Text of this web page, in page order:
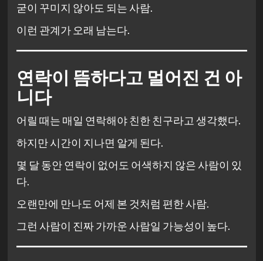
굳이 꾸미지 않아도 되는 사람.
이런 관계가 오래 남는다.
연락이 뜸하다고 멀어진 건 아
니다
어릴 때는 매일 연락해야 친한 친구라고 생각했다.
하지만 시간이 지나면 알게 된다.
몇 달 동안 연락이 없어도 어색하지 않은 사람이 있
다.
오랜만에 만나도 어제 본 것처럼 편한 사람.
그런 사람이 진짜 가까운 사람일 가능성이 높다.